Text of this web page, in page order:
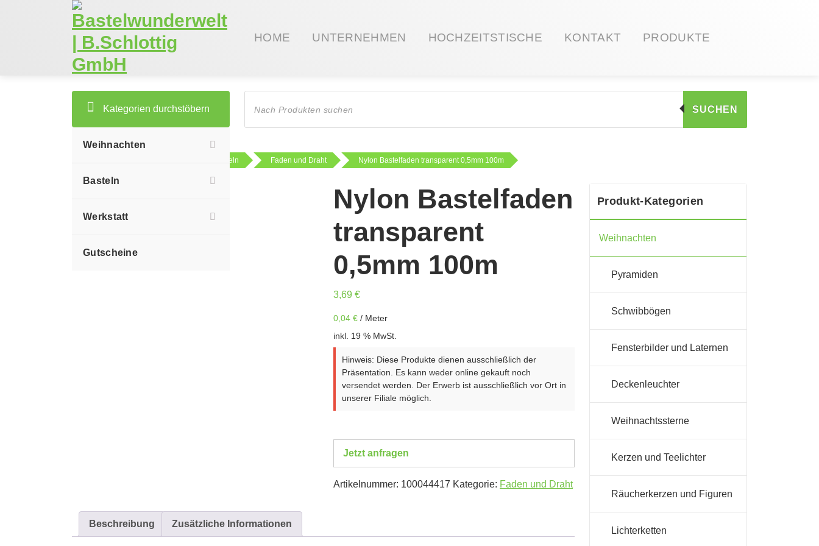
HOME UNTERNEHMEN HOCHZEITSTISCHE KONTAKT PRODUKTE
Kategorien durchstöbern
Weihnachten
Basteln
Werkstatt
Gutscheine
Products
search
SUCHEN
Basteln Faden und Draht Nylon Bastelfaden transparent 0,5mm 100m
Nylon Bastelfaden
transparent
0,5mm 100m
3,69 €
0,04 € / Meter
inkl. 19 % MwSt.
Hinweis: Diese Produkte dienen ausschließlich der
Präsentation. Es kann weder online gekauft noch
versendet werden. Der Erwerb ist ausschließlich vor Ort in
unserer Filiale möglich.
Jetzt anfragen
Artikelnummer: 100044417 Kategorie: Faden und Draht
Beschreibung Zusätzliche Informationen
Produkt-Kategorien
Weihnachten
Pyramiden
Schwibbögen
Fensterbilder und Laternen
Deckenleuchter
Weihnachtssterne
Kerzen und Teelichter
Räucherkerzen und Figuren
Lichterketten